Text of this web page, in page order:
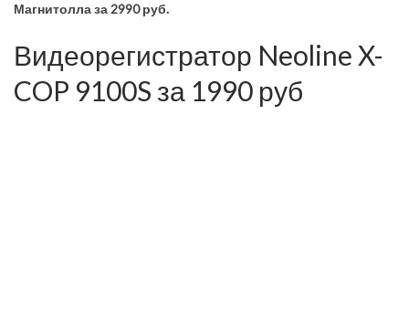
Магнитоллаза 2990 руб.
Видеорегистратор Neoline X-
COP 9100S за 1990 руб